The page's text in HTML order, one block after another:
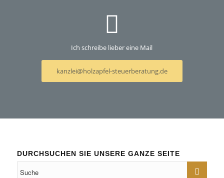
Ich schreibe lieber eine Mail
kanzlei@holzapfel-steuerberatung.de
DURCHSUCHEN SIE UNSERE GANZE SEITE